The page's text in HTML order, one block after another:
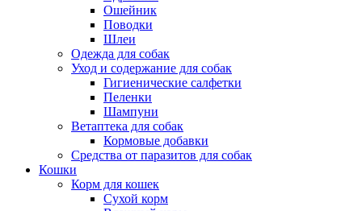
Ошейник
Поводки
Шлеи
Одежда для собак
Уход и содержание для собак
Гигиенические салфетки
Пеленки
Шампуни
Ветаптека для собак
Кормовые добавки
Средства от паразитов для собак
Кошки
Корм для кошек
Сухой корм